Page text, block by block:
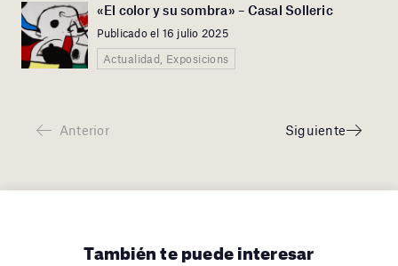
«El color y su sombra» – Casal Solleric
Publicado el 16 julio 2025
Actualidad, Exposicions
Anterior Siguiente
También te puede interesar